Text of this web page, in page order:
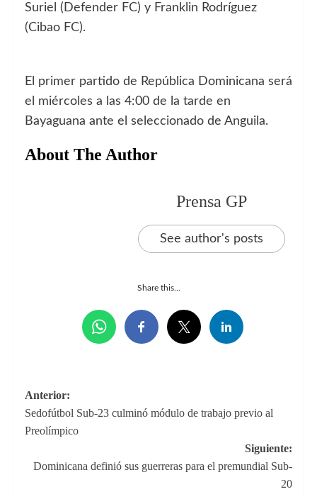
Suriel (Defender FC) y Franklin Rodríguez
(Cibao FC).
El primer partido de República Dominicana será
el miércoles a las 4:00 de la tarde en
Bayaguana ante el seleccionado de Anguila.
About The Author
Prensa GP
See author's posts
Share this...
Navegación
de
entradas
Anterior:
Sedofútbol Sub-23 culminó módulo de trabajo previo al
Preolímpico
Siguiente:
Dominicana definió sus guerreras para el premundial Sub-
20